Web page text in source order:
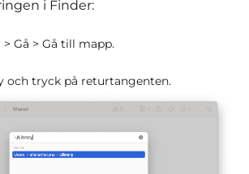
i Finder:
Gå > Gå till mapp.
och tryck på returtangenten.